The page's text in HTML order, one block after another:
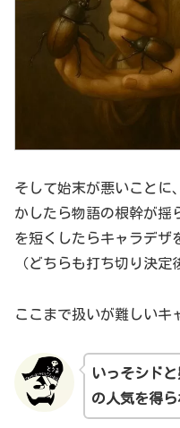
そして始末が悪いことに
かしたら物語の根幹が揺
を短くしたらキャラデザ
（どちらも打ち切り決定
ここまで扱いが難しいキ
いっそシド
の人気を得